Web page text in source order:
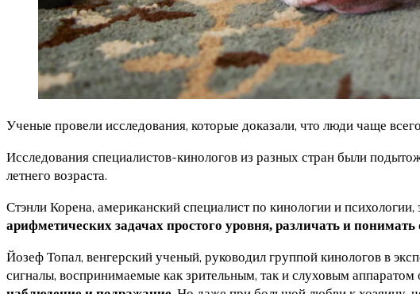
Ученые провели исследования, которые доказали, что люди чаще
Исследования специалистов-кинологов из разных стран были
летнего возраста.
Стэнли Корена, американский специалист по кинологии и
арифметических задачах простого уровня, различать и понимать
Йозеф Топал, венгерский ученый, руководил группой кинологов в
сигналы, воспринимаемые как зрительным, так и слуховым аппаратом